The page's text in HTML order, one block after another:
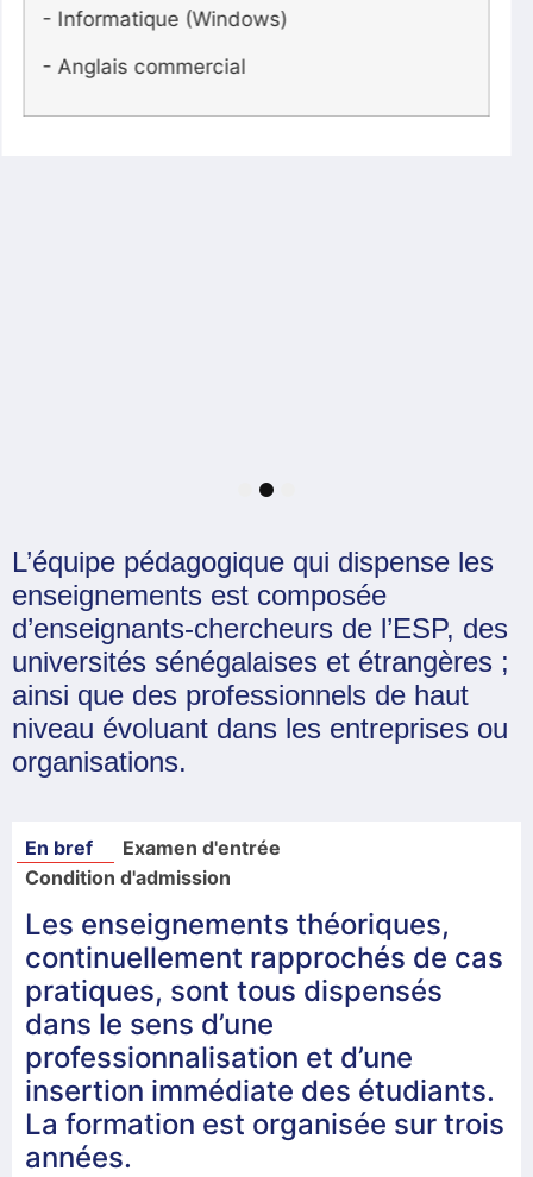
L’équipe pédagogique qui dispense les
enseignements est composée
d’enseignants-chercheurs de l’ESP, des
universités sénégalaises et étrangères ;
ainsi que des professionnels de haut
niveau évoluant dans les entreprises ou
organisations.
En bref
Examen d'entrée
Condition d'admission
Les enseignements théoriques,
continuellement rapprochés de cas
pratiques, sont tous dispensés
dans le sens d’une
professionnalisation et d’une
insertion immédiate des étudiants.
La formation est organisée sur trois
années.